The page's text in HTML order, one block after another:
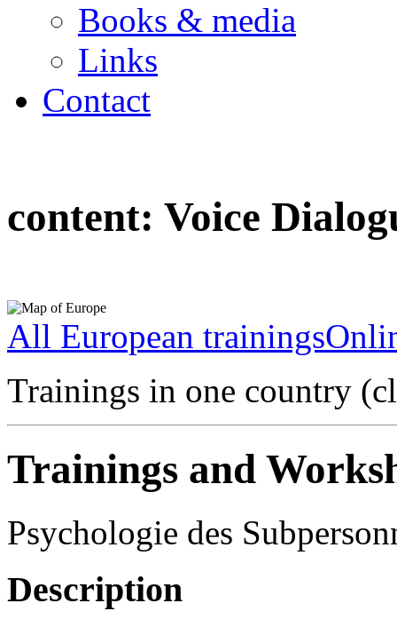
Books & media
Links
Contact
content: Voice
All European trainings
Trainings in one country
Trainings and
Psychologie des
Description